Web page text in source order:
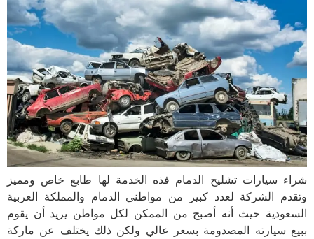
شراء سيارات تشليح الدمام فذه الخدمة لها طابع خاص ومميز
وتقدم الشركة لعدد كبير من مواطني الدمام والمملكة العربية
السعودية حيث أنه أصبح من الممكن لكل مواطن يريد أن يقوم
ببيع سيارته المصدومة بسعر عالي ولكن ذلك يختلف عن ماركة